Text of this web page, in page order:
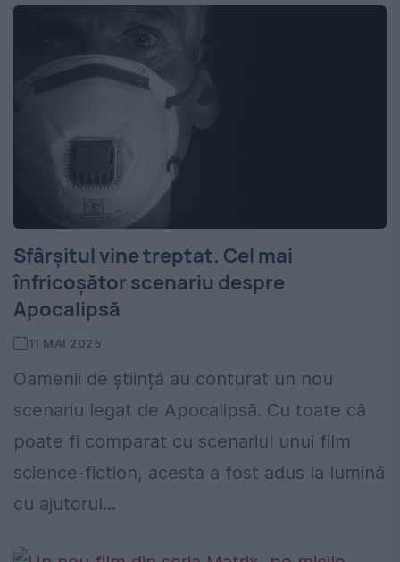
Sfârșitul vine treptat. Cel mai
înfricoșător scenariu despre
Apocalipsă
11 MAI 2025
Oamenii de știință au conturat un nou
scenariu legat de Apocalipsă. Cu toate că
poate fi comparat cu scenariul unui film
science-fiction, acesta a fost adus la lumină
cu ajutorul...